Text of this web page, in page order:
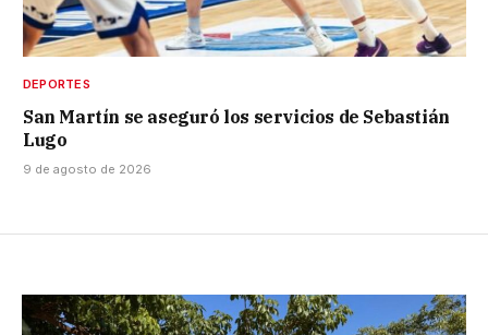
DEPORTES
San Martín se aseguró los servicios de Sebastián
Lugo
9 de agosto de 2026